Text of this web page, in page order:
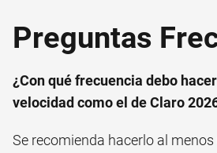
Preguntas
¿Con qué frecuencia debo
velocidad como el de Claro
Se recomienda hacerlo al menos